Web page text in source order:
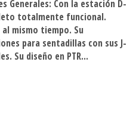
(PREGUNTA
POR
TU
COTIZACIÓN)
(Dar
Generales: Con la estación D-
totalmente funcional.
mismo tiempo. Su
para sentadillas con sus J-
Su diseño en PTR...